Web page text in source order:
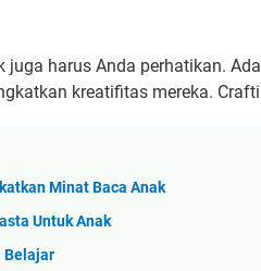
harus Anda perhatikan.
kreatifitas mereka.
Minat Baca Anak
Untuk Anak
Belajar